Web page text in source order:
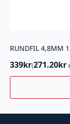
RUNDFIL 4,8MM
339kr(271.20kr